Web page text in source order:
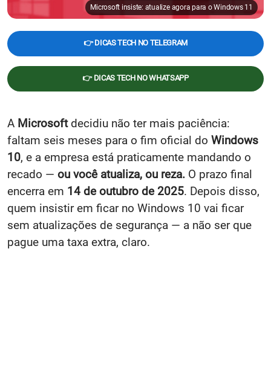
Microsoft insiste: atualize agora para o Windows 11
👉 DICAS TECH NO TELEGRAM
👉 DICAS TECH NO WHATSAPP
A Microsoft decidiu não ter mais paciência:
faltam seis meses para o fim oficial do Windows
10, e a empresa está praticamente mandando o
recado — ou você atualiza, ou reza. O prazo final
encerra em 14 de outubro de 2025. Depois disso,
quem insistir em ficar no Windows 10 vai ficar
sem atualizações de segurança — a não ser que
pague uma taxa extra, claro.